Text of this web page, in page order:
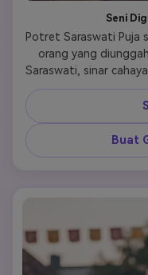
Seni
Potret Saraswati Puja
orang yang
Saraswati, sinar
Buat